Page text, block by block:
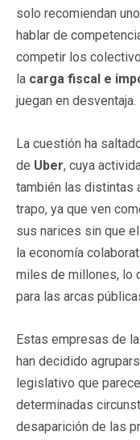
solo recomiendan
hablar de
competir los
la carga fiscal e
juegan en desventaja.
La cuestión ha
de Uber, cuya
también las distintas
trapo, ya que ven
sus narices sin que
la economía
miles de millones, lo
para las arcas
Estas empresas de
han decidido
legislativo que
determinadas
desaparición de las